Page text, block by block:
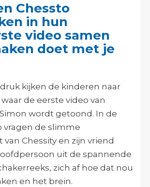
Chessto
in hun
video samen
doet met je
kijken de kinderen naar
de eerste video van
wordt getoond. In de
vragen de slimme
van Chessity en zijn vriend
uit de spannende
zich af hoe dat nou
en het brein.